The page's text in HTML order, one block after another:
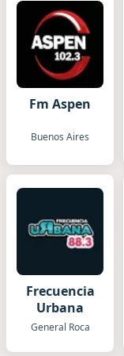
Fm Aspen
Buenos Aires
Frecuencia
Urbana
General Roca